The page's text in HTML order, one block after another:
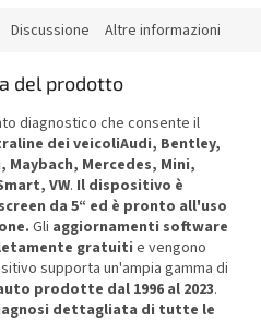
Discussione Altre informazioni
del prodotto
diagnostico che consente il
dei veicoliAudi, Bentley,
Maybach, Mercedes, Mini,
VW. Il dispositivo è
da 5“ ed è pronto all'uso
Gli aggiornamenti software
gratuitie vengono
supporta un'ampia gamma di
prodotte dal 1996 al 2023.
dettagliata di tutte le